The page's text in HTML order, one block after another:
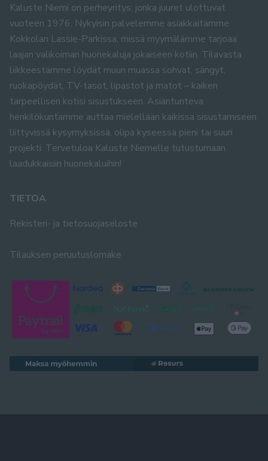
Kaluste Niemi on perheyritys, jonka juuret ulottuvat
vuoteen 1976. Nykyisin palvelemme asiakkaitamme
Kokkolan Lassie-Parkissa, missä myymälämme tarjoaa
laajan valikoiman huonekaluja jokaiseen kotiin. Tilavasta
liikkeestämme löydät muun muassa sohvat, sängyt,
ruokapöydät, TV-tasot, lipastot ja matot – kaiken
tarpeellisen kotisi sisustukseen. Asiantunteva
henkilökuntamme auttaa mielellään kaikissa sisustamiseen
liittyvissä kysymyksissä, olipa kyseessä pieni tai suuri
projekti. Tervetuloa Kaluste Niemelle tutustumaan
laadukkaisiin huonekaluihin!
TIETOA
Rekisteri- ja tietosuojaseloste
Tilauksen peruutuslomake